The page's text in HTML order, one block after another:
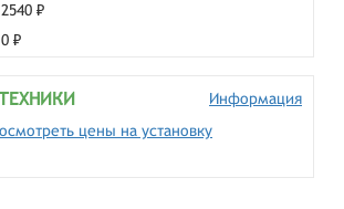
₽
₽
Информация
цены на установку